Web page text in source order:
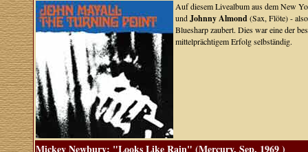
Auf diesem Livealbum aus dem New
undJohnny Almond(Sax, Flöte) -
Bluesharp zaubert. Dies war eine der
mittelprächtigem Erfolg selbständig.
Mickey Newbury: "Looks Like Rain" (Mercury, Sep. 1969 )